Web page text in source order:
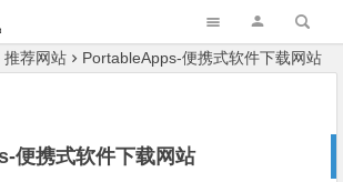
推荐网站 PortableApps-便携式软件下载网站
便携式软件下载网站